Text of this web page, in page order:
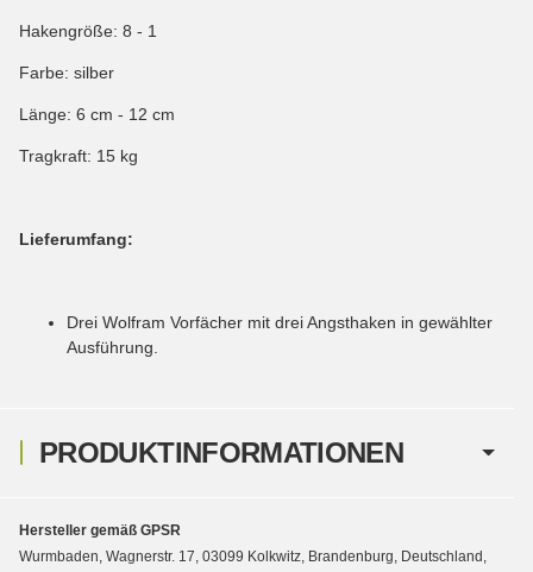
PRODUKTINFORMATIONEN
Hakengröße: 8 - 1
Farbe: silber
Länge: 6 cm - 12 cm
Tragkraft: 15 kg
Lieferumfang:
Drei Wolfram Vorfächer mit drei Angsthaken in gewählter
Ausführung.
Hersteller gemäß GPSR
Wurmbaden, Wagnerstr. 17, 03099 Kolkwitz, Brandenburg, Deutschland,